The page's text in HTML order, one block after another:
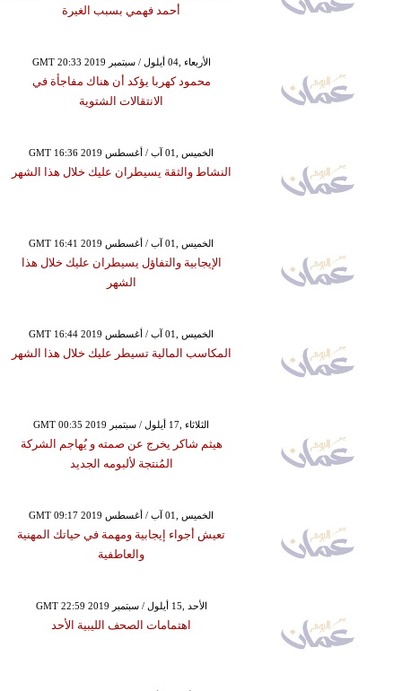
أحمد فهمي بسبب الغيرة
GMT 20:33 2019 الأربعاء ,04 أيلول / سبتمبر
محمود كهربا يؤكد أن هناك مفاجأة في
الانتقالات الشتوية
GMT 16:36 2019 الخميس ,01 آب / أغسطس
النشاط والثقة يسيطران عليك خلال هذا الشهر
GMT 16:41 2019 الخميس ,01 آب / أغسطس
الإيجابية والتفاؤل يسيطران عليك خلال هذا
الشهر
GMT 16:44 2019 الخميس ,01 آب / أغسطس
المكاسب المالية تسيطر عليك خلال هذا الشهر
GMT 00:35 2019 الثلاثاء ,17 أيلول / سبتمبر
هيثم شاكر يخرج عن صمته و يُهاجم الشركة
المُنتجة لألبومه الجديد
GMT 09:17 2019 الخميس ,01 آب / أغسطس
تعيش أجواء إيجابية ومهمة في حياتك المهنية
والعاطفية
GMT 22:59 2019 الأحد ,15 أيلول / سبتمبر
اهتمامات الصحف الليبية الأحد